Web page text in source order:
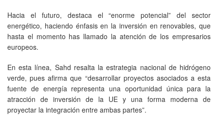
Hacia el futuro, destaca el “enorme potencial” del sector
energético, haciendo énfasis en la inversión en renovables, que
hasta el momento has llamado la atención de los empresarios
europeos.
En esta línea, Sahd resalta la estrategia nacional de hidrógeno
verde, pues afirma que “desarrollar proyectos asociados a esta
fuente de energía representa una oportunidad única para la
atracción de inversión de la UE y una forma moderna de
proyectar la integración entre ambas partes”.